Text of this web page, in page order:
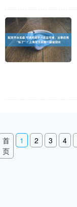
首
页
1 2 3 4